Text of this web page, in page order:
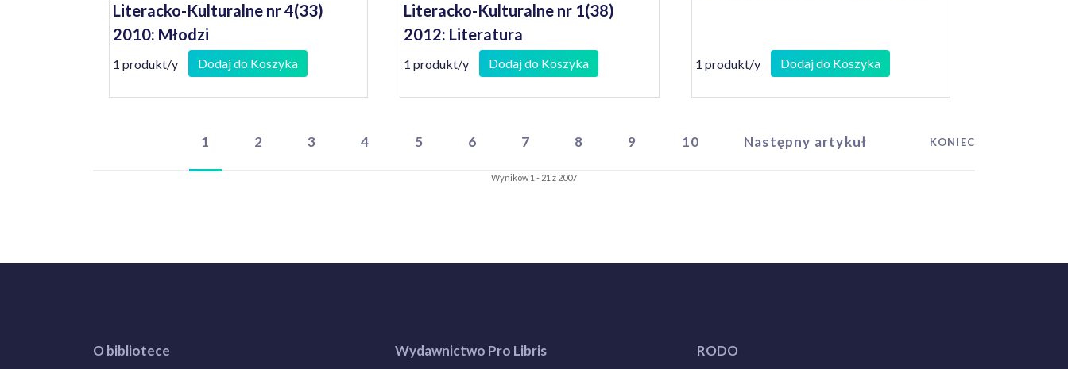
Literacko-Kulturalne nr 4(33)
2010: Młodzi
1 produkt/y Dodaj do Koszyka
Literacko-Kulturalne nr 1(38)
2012: Literatura
1 produkt/y Dodaj do Koszyka 1 produkt/y Dodaj do Koszyka
1 2 3 4 5 6 7 8 9 10 Następny artykuł KONIEC
Wyników 1 - 21 z 2007
O bibliotece Wydawnictwo Pro Libris RODO